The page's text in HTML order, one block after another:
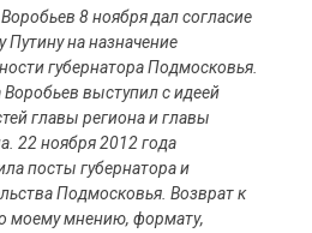
8 ноября дал согласие
Путину на назначение
губернатора Подмосковья.
выступил с идеей
главы региона и главы
22 ноября 2012 года
посты губернатора и
Подмосковья. Возврат к
моему мнению, формату,